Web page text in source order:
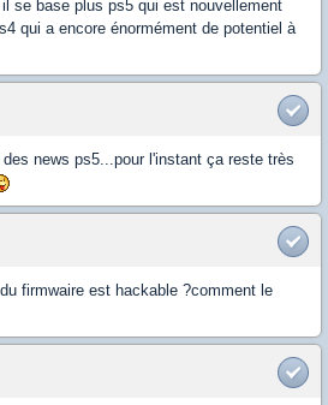
il se base plus ps5 qui est nouvellement
qui a encore énormément de potentiel à
news ps5...pour l'instant ça reste très
firmwaire est hackable ?comment le